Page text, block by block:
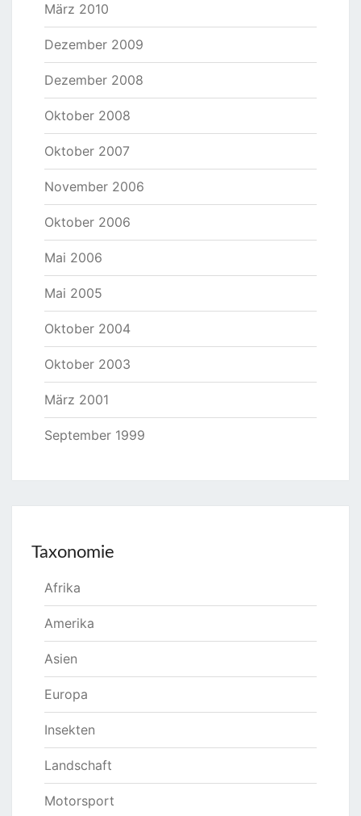
März 2010
Dezember 2009
Dezember 2008
Oktober 2008
Oktober 2007
November 2006
Oktober 2006
Mai 2006
Mai 2005
Oktober 2004
Oktober 2003
März 2001
September 1999
Taxonomie
Afrika
Amerika
Asien
Europa
Insekten
Landschaft
Motorsport